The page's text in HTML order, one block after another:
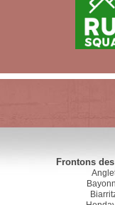
Frontons